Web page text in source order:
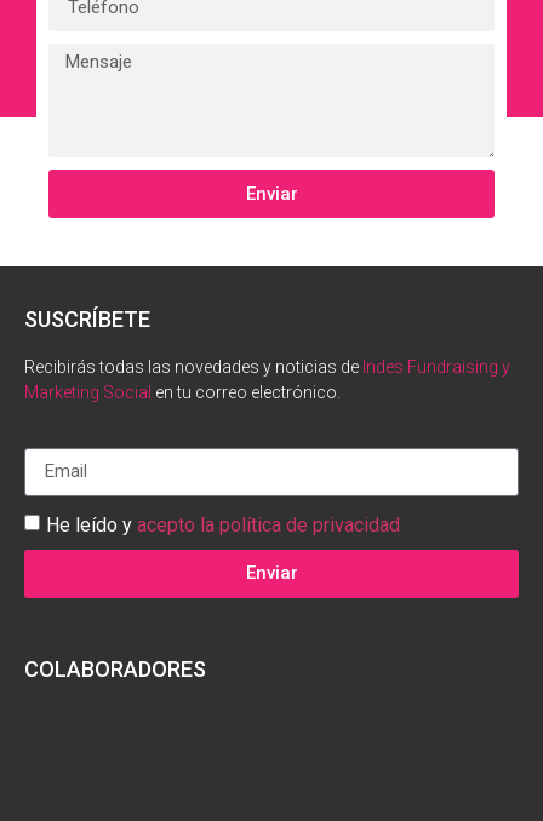
Enviar
SUSCRÍBETE
Recibirás todas las novedades y noticias de Indes Fundraising y
Marketing Social en tu correo electrónico.
He leído y acepto la política de privacidad
Enviar
COLABORADORES